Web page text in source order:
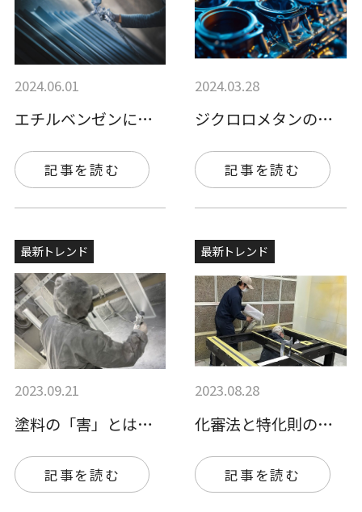
2024.06.01
エチルベンゼンに発がん性はある？起こりう…
記事を読む
2024.03.28
ジクロロメタンの特徴と人体への影響｜代替…
記事を読む
最新トレンド
2023.09.21
塗料の「害」とは？社会的影響と事業的影響…
記事を読む
最新トレンド
2023.08.28
化審法と特化則の違いを解説！それぞれの「…
記事を読む